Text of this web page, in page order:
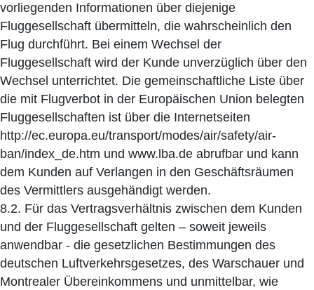
vorliegenden Informationen über diejenige
Fluggesellschaft übermitteln, die wahrscheinlich den
Flug durchführt. Bei einem Wechsel der
Fluggesellschaft wird der Kunde unverzüglich über den
Wechsel unterrichtet. Die gemeinschaftliche Liste über
die mit Flugverbot in der Europäischen Union belegten
Fluggesellschaften ist über die Internetseiten
http://ec.europa.eu/transport/modes/air/safety/air-
ban/index_de.htm und www.lba.de abrufbar und kann
dem Kunden auf Verlangen in den Geschäftsräumen
des Vermittlers ausgehändigt werden.
8.2. Für das Vertragsverhältnis zwischen dem Kunden
und der Fluggesellschaft gelten – soweit jeweils
anwendbar - die gesetzlichen Bestimmungen des
deutschen Luftverkehrsgesetzes, des Warschauer und
Montrealer Übereinkommens und unmittelbar, wie